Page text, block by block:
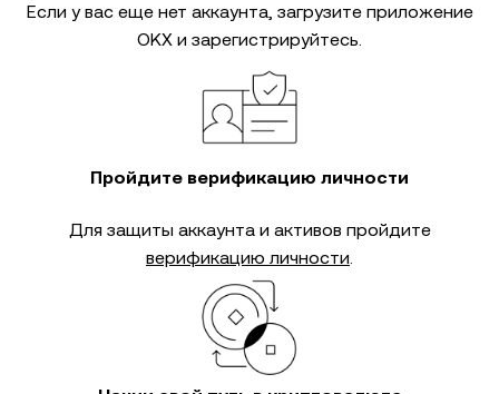
Если у вас еще нет аккаунта, загрузите приложение
OKX и зарегистрируйтесь.
Пройдите верификацию личности
Для защиты аккаунта и активов пройдите
верификацию личности.